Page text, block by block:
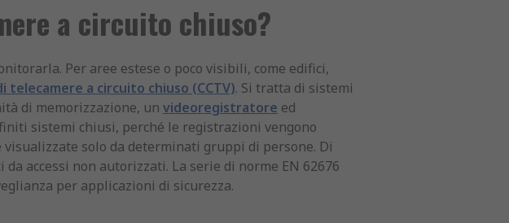
a circuito chiuso?
Per aree estese o poco visibili, come edifici,
telecamere a circuito chiuso (CCTV). Si tratta di sistemi
di memorizzazione, un videoregistratore ed
sistemi chiusi, perché le registrazioni vengono
solo da determinati gruppi di persone. Di
accessi non autorizzati. La serie di norme EN 62676
per applicazioni di sicurezza.